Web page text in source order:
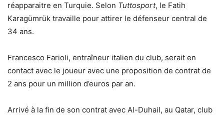
réapparaitre en Turquie. Selon Tuttosport, le Fatih
Karagümrük travaille pour attirer le défenseur central de
34 ans.
Francesco Farioli, entraîneur italien du club, serait en
contact avec le joueur avec une proposition de contrat de
2 ans pour un million d’euros par an.
Arrivé à la fin de son contrat avec Al-Duhail, au Qatar, club